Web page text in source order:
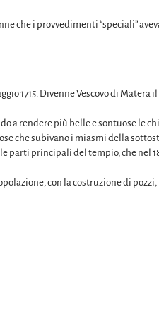
che i provvedimenti “speciali”
1715. Divenne Vescovo di
a rendere più belle e sontuose le
che subivano i miasmi della
parti principali del tempio, che nel
con la costruzione di